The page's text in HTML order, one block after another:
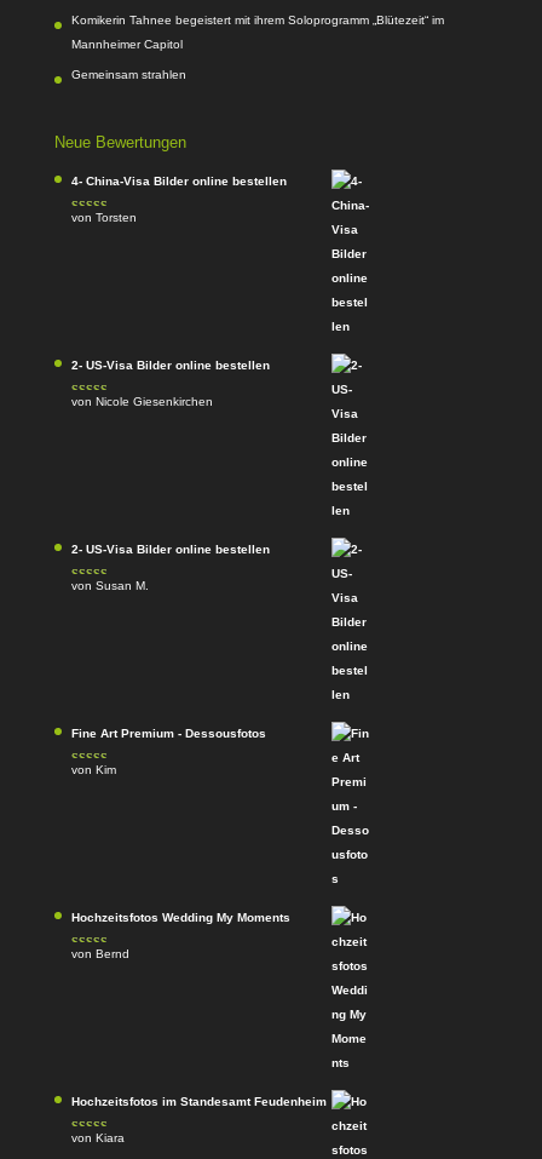
Komikerin Tahnee begeistert mit ihrem Soloprogramm „Blütezeit“ im
Mannheimer Capitol
Gemeinsam strahlen
Neue Bewertungen
4- China-Visa Bilder online bestellen
Bewertet mit
von Torsten
2- US-Visa Bilder online bestellen
Bewertet mit
von Nicole Giesenkirchen
2- US-Visa Bilder online bestellen
Bewertet mit
von Susan M.
Fine Art Premium - Dessousfotos
Bewertet
von Kim
Hochzeitsfotos Wedding My Moments
Bewertet
von Bernd
Hochzeitsfotos im Standesamt Feudenheim
Bewertet
von Kiara